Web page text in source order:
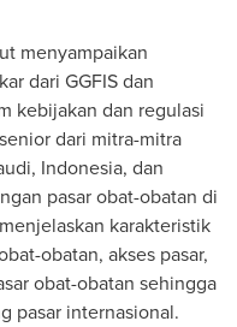
menyampaikan
dari GGFIS dan
kebijakan dan regulasi
dari mitra-mitra
Indonesia, dan
pasar obat-obatan di
karakteristik
obatan, akses pasar,
obat-obatan sehingga
pasar internasional.